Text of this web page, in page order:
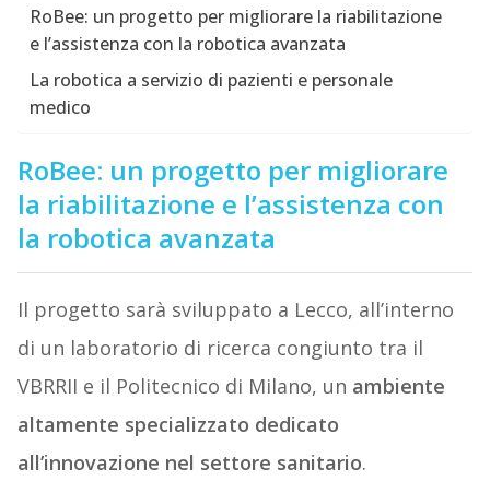
RoBee: un progetto per migliorare la riabilitazione
e l’assistenza con la robotica avanzata
La robotica a servizio di pazienti e personale
medico
RoBee: un progetto per migliorare
la riabilitazione e l’assistenza con
la robotica avanzata
Il progetto sarà sviluppato a Lecco, all’interno
di un laboratorio di ricerca congiunto tra il
VBRRII e il Politecnico di Milano, un ambiente
altamente specializzato dedicato
all’innovazione nel settore sanitario.